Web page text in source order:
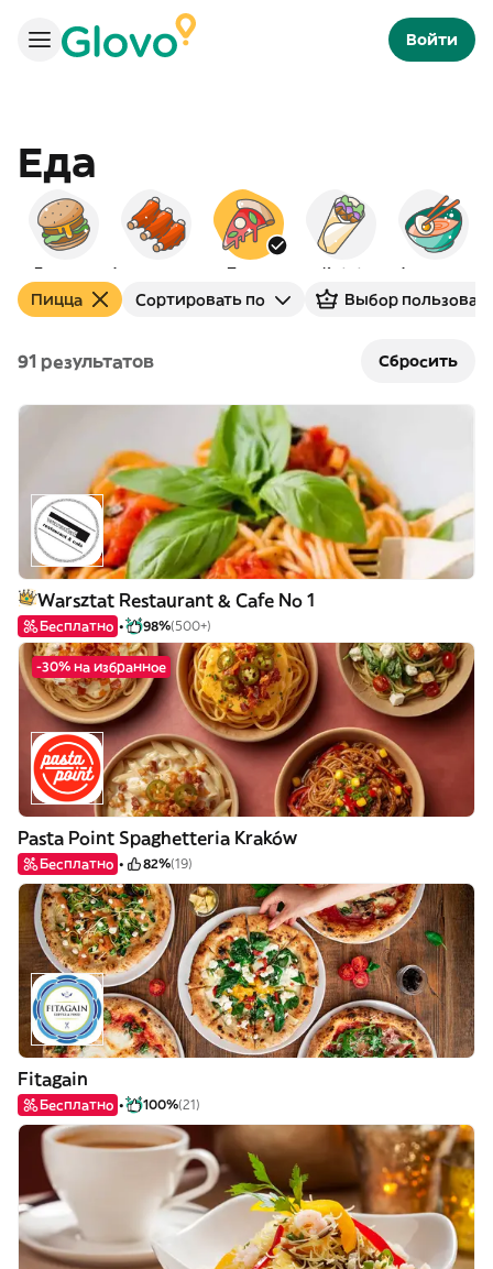
Войти
Еда
Бургеры Пицца Кебаб Азиатская
Пицца Сортировать по Выбор
91 результатов Сбросить
Warsztat Restaurant & Cafe No 1
Бесплатно 98%(500+)
-30% на избранное
Pasta Point Spaghetteria Kraków
Бесплатно 82%(19)
Fitagain
Бесплатно 100%(21)